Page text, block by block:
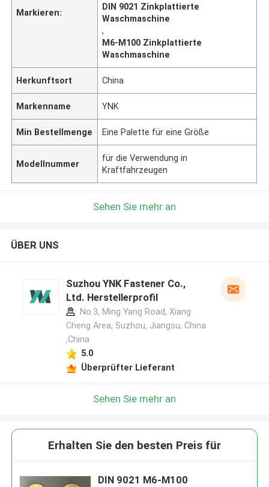
Markieren:
DIN 9021 Zinkplattierte
Waschmaschine
,
M6-M100 Zinkplattierte
Waschmaschine
Herkunftsort China
Markenname YNK
Min Bestellmenge Eine Palette für eine Größe
Modellnummer
für die Verwendung in
Kraftfahrzeugen
Sehen Sie mehr an
ÜBER UNS
Suzhou YNK Fastener Co.,
Ltd. Herstellerprofil
No.3, Ming Yang Road, Xiang
Cheng Area, Suzhou, Jiangsu, China
,China
5.0
Überprüfter Lieferant
Sehen Sie mehr an
Erhalten Sie den besten Preis für
DIN 9021 M6-M100